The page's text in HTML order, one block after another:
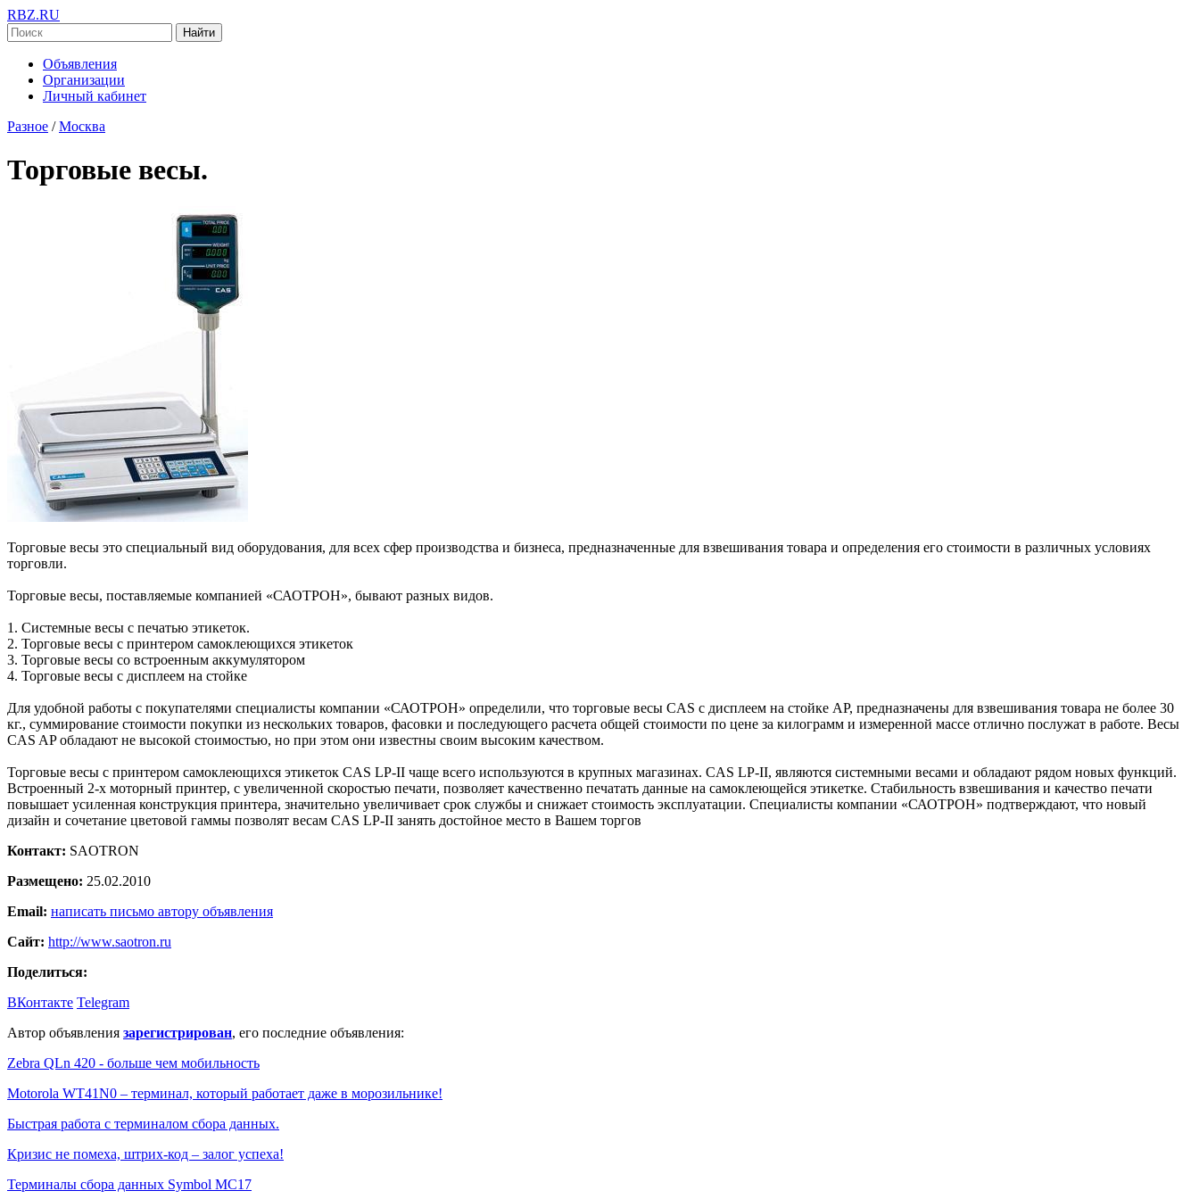
RBZ.RU
Найти
Объявления
Организации
Личный кабинет
Разное / Москва
Торговые весы.
Торговые весы это специальный вид оборудования, для всех сфер производства и бизнеса, предназначенные для взвешивания товара и определения его стоимости в различных условиях
торговли.
Торговые весы, поставляемые компанией «САОТРОН», бывают разных видов.
1. Системные весы с печатью этикеток.
2. Торговые весы с принтером самоклеющихся этикеток
3. Торговые весы со встроенным аккумулятором
4. Торговые весы с дисплеем на стойке
Для удобной работы с покупателями специалисты компании «САОТРОН» определили, что торговые весы CAS с дисплеем на стойке AP, предназначены для взвешивания товара не более 30
кг., суммирование стоимости покупки из нескольких товаров, фасовки и последующего расчета общей стоимости по цене за килограмм и измеренной массе отлично послужат в работе. Весы
CAS AP обладают не высокой стоимостью, но при этом они известны своим высоким качеством.
Торговые весы с принтером самоклеющихся этикеток CAS LP-II чаще всего используются в крупных магазинах. CAS LP-II, являются системными весами и обладают рядом новых функций.
Встроенный 2-х моторный принтер, с увеличенной скоростью печати, позволяет качественно печатать данные на самоклеющейся этикетке. Стабильность взвешивания и качество печати
повышает усиленная конструкция принтера, значительно увеличивает срок службы и снижает стоимость эксплуатации. Специалисты компании «САОТРОН» подтверждают, что новый
дизайн и сочетание цветовой гаммы позволят весам CAS LP-II занять достойное место в Вашем торгов
Контакт: SAOTRON
Размещено: 25.02.2010
Email: написать письмо автору объявления
Сайт: http://www.saotron.ru
Поделиться:
ВКонтакте Telegram
Автор объявления зарегистрирован, его последние объявления:
Zebra QLn 420 - больше чем мобильность
Motorola WT41N0 – терминал, который работает даже в морозильнике!
Быстрая работа с терминалом сбора данных.
Кризис не помеха, штрих-код – залог успеха!
Терминалы сбора данных Symbol MC17